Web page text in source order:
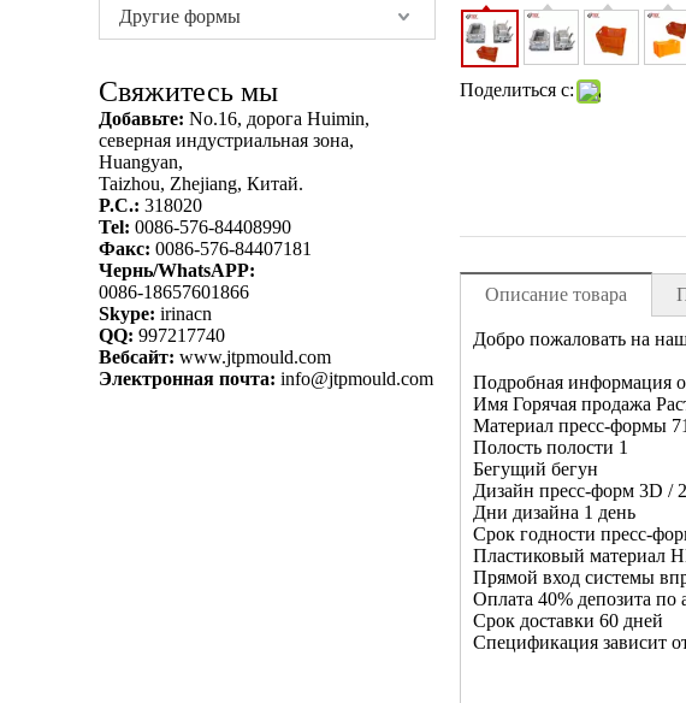
Другие формы
Свяжитесь мы
Добавьте: No.16, дорога Huimin,
северная индустриальная зона,
Huangyan,
Taizhou, Zhejiang, Китай.
P.C.: 318020
Tel: 0086-576-84408990
Факс: 0086-576-84407181
Чернь/WhatsAPP:
0086-18657601866
Skype: irinacn
QQ: 997217740
Вебсайт: www.jtpmould.com
Электронная почта: info@jtpmould.com
Поделиться с:
Описание товара
Добро пожаловать на
Подробная информация
Имя Горячая продажа
Материал пресс-формы
Полость полости 1
Бегущий бегун
Дизайн пресс-форм 3D /
Дни дизайна 1 день
Срок годности пресс-
Пластиковый материал
Прямой вход системы
Оплата 40% депозита по
Срок доставки 60 дней
Спецификация зависит